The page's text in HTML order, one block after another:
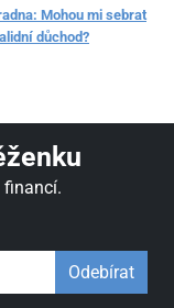
Mohou mi sebrat
důchod?
financí.
Odebírat